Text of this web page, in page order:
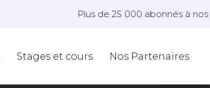
Plus de 25 000 abonnés à
Stages et cours Nos Partenaires